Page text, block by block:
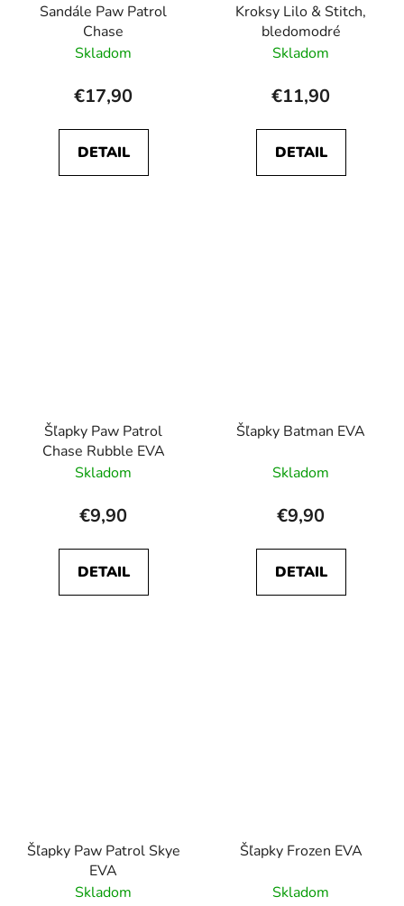
Sandále Paw Patrol
Chase
Skladom
€17,90
DETAIL
Kroksy Lilo & Stitch,
bledomodré
Skladom
€11,90
DETAIL
Šľapky Paw Patrol
Chase Rubble EVA
Skladom
€9,90
DETAIL
Šľapky Batman EVA
Skladom
€9,90
DETAIL
Šľapky Paw Patrol Skye
EVA
Skladom
Šľapky Frozen EVA
Skladom